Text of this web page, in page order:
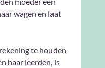
wagen en laat
te houden
haar leerden, is